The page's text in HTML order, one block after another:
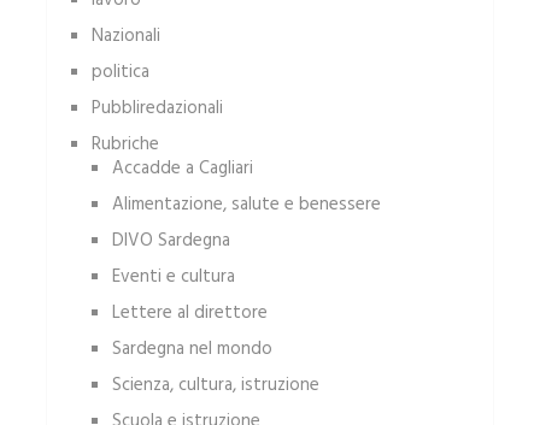
Nazionali
politica
Pubbliredazionali
Rubriche
Accadde a Cagliari
Alimentazione, salute e benessere
DIVO Sardegna
Eventi e cultura
Lettere al direttore
Sardegna nel mondo
Scienza, cultura, istruzione